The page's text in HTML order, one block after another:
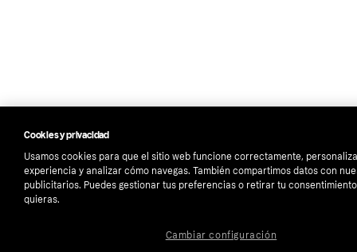
Cookies y privacidad
Usamos cookies para que el sitio web funcione correctamente,
experiencia y analizar cómo navegas. También compartimos datos con
publicitarios. Puedes gestionar tus preferencias o retirar tu
quieras.
Cambiar configuración